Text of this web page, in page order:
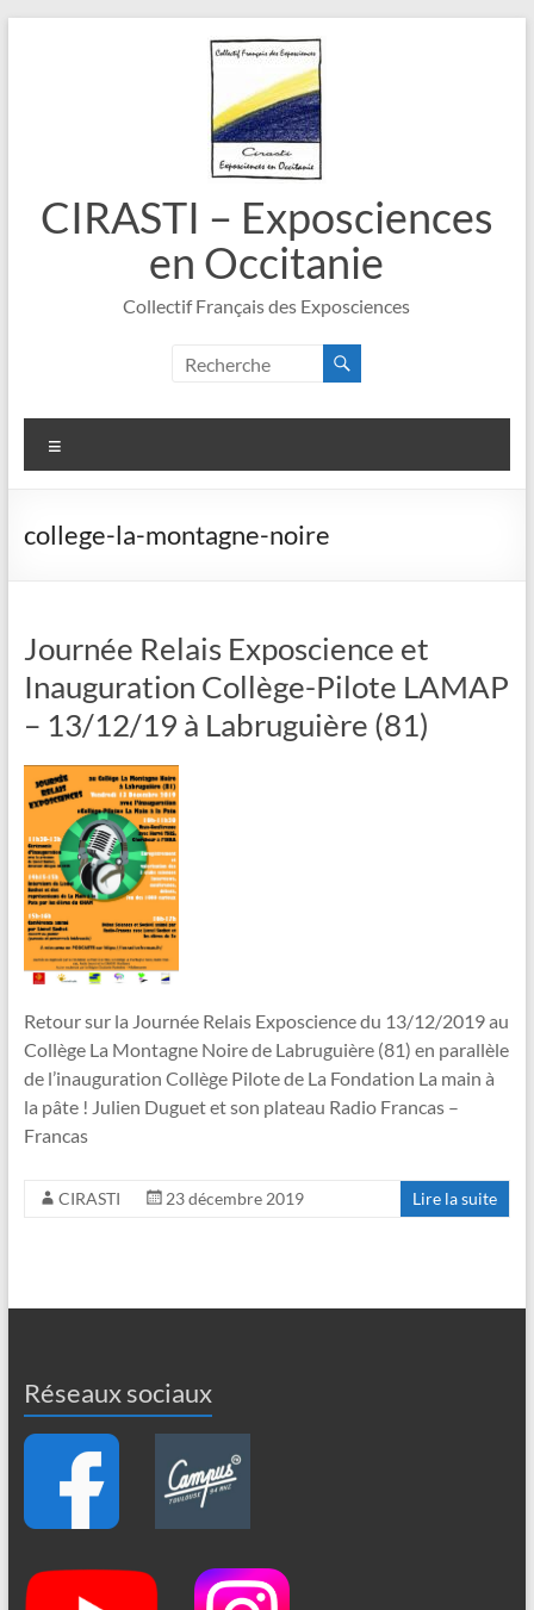
CIRASTI – Exposciences
en Occitanie
Collectif Français des Exposciences
college-la-montagne-noire
Journée Relais Exposcience et
Inauguration Collège-Pilote LAMAP
– 13/12/19 à Labruguière (81)
Retour sur la Journée Relais Exposcience du 13/12/2019 au
Collège La Montagne Noire de Labruguière (81) en parallèle
de l’inauguration Collège Pilote de La Fondation La main à
la pâte ! Julien Duguet et son plateau Radio Francas –
Francas
CIRASTI 23 décembre 2019 Lire la suite
Réseaux sociaux